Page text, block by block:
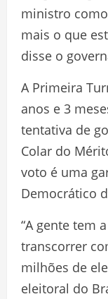
ministro
mais o que
disse o
A Primeira
anos e 3
tentativa de
Colar do
voto é uma
Democrático
“A gente tem
transcorrer
milhões de
eleitoral do